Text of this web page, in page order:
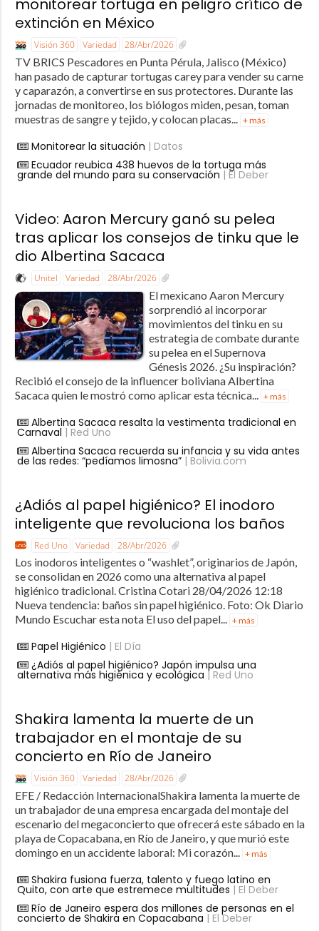
monitorear tortuga en peligro crítico de
extinción en México
Visión 360 Variedad 28/Abr/2026
TV BRICS Pescadores en Punta Pérula, Jalisco (México)
han pasado de capturar tortugas carey para vender su carne
y caparazón, a convertirse en sus protectores. Durante las
jornadas de monitoreo, los biólogos miden, pesan, toman
muestras de sangre y tejido, y colocan placas...
+ más
Monitorear la situación | Datos
Ecuador reubica 438 huevos de la tortuga más
grande del mundo para su conservación | El Deber
Video: Aaron Mercury ganó su pelea
tras aplicar los consejos de tinku que le
dio Albertina Sacaca
Unitel Variedad 28/Abr/2026
El mexicano Aaron Mercury
sorprendió al incorporar
movimientos del tinku en su
estrategia de combate durante
su pelea en el Supernova
Génesis 2026. ¿Su inspiración?
Recibió el consejo de la influencer boliviana Albertina
Sacaca quien le mostró como aplicar esta técnica...
+ más
Albertina Sacaca resalta la vestimenta tradicional en
Carnaval | Red Uno
Albertina Sacaca recuerda su infancia y su vida antes
de las redes: “pedíamos limosna”| Bolivia.com
¿Adiós al papel higiénico? El inodoro
inteligente que revoluciona los baños
Red Uno Variedad 28/Abr/2026
Los inodoros inteligentes o “washlet”, originarios de Japón,
se consolidan en 2026 como una alternativa al papel
higiénico tradicional. Cristina Cotari 28/04/2026 12:18
Nueva tendencia: baños sin papel higiénico. Foto: Ok Diario
Mundo Escuchar esta nota El uso del papel... + más
Papel Higiénico | El Día
¿Adiós al papel higiénico? Japón impulsa una
alternativa más higiénica y ecológica | Red Uno
Shakira lamenta la muerte de un
trabajador en el montaje de su
concierto en Río de Janeiro
Visión 360 Variedad 28/Abr/2026
EFE / Redacción InternacionalShakira lamenta la muerte de
un trabajador de una empresa encargada del montaje del
escenario del megaconcierto que ofrecerá este sábado en la
playa de Copacabana, en Río de Janeiro, y que murió este
domingo en un accidente laboral: Mi corazón... + más
Shakira fusiona fuerza, talento y fuego latino en
Quito, con arte que estremece multitudes | El Deber
Río de Janeiro espera dos millones de personas en el
concierto de Shakira en Copacabana | El Deber